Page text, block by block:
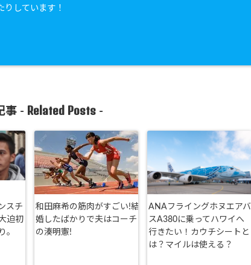
りしています！
事 - Related Posts-
スチ
迫初
。
和田麻希の筋肉がすごい!結
婚したばかりで夫はコーチ
の湊明憲!
ANAフライングホヌエアバ
スA380に乗ってハワイへ
行きたい！カウチシートと
は？マイルは使える？